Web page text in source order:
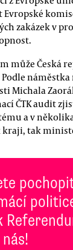
Evropské
zakázek v
může Česká
Michala
ČTK audit
a v
kraji, tak